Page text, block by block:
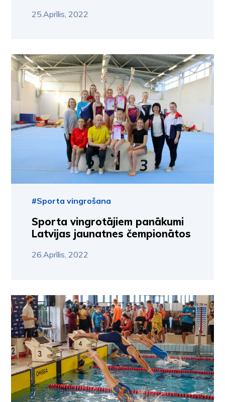
25.Aprīlis, 2022
#Sporta vingrošana
Sporta vingrotājiem panākumi
Latvijas jaunatnes čempionātos
26.Aprīlis, 2022